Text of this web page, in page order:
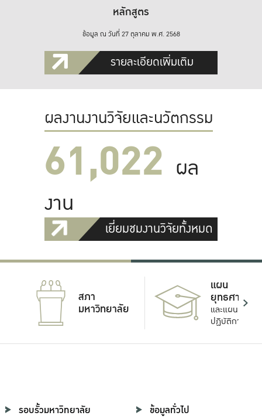
หลักสูตร
ข้อมูล ณ วันที่ 27 ตุลาคม พ.ศ. 2568
รายละเอียดเพิ่มเติม
ผลงานงานวิจัยและนวัตกรรม
61,022 ผล
งาน
เยี่ยมชมงานวิจัยทั้งหมด
สภา
มหาวิทยาลัย
แผน
ยุทธศาสตร์
และแผน
ปฏิบัติการ
รอบรั้วมหาวิทยาลัย ข้อมูลทั่วไป